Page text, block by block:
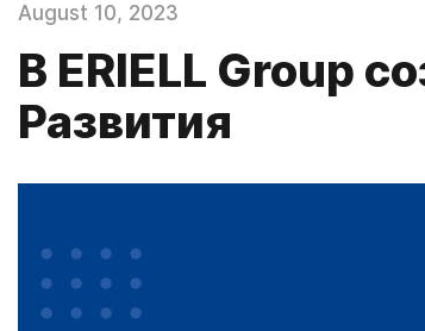
August 10, 2023
В ERIELL Group
Развития